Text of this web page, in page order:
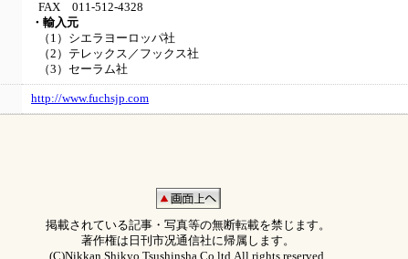
FAX 011-512-4328
・輸入元
（1）シエラヨーロッパ社
（2）テレックス／フックス社
（3）セーラム社
http://www.fuchsjp.com
掲載されている記事・写真等の無断転載を禁じます。
著作権は日刊市况通信社に帰属します。
(C)Nikkan Shikyo Tsushinsha Co,ltd All rights reserved.